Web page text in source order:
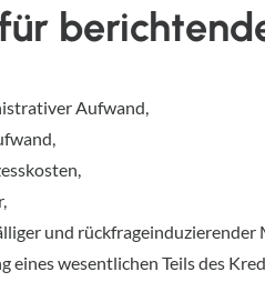
Aufwand,
und rückfrageinduzierender
eines wesentlichen Teils des